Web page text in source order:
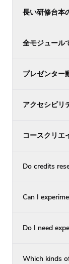
長い研修台本
全モジュール
プレゼンター
アクセシビリ
コースクリエ
Do credits
Can I
Do I need
Which kinds